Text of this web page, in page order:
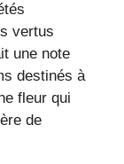
vertus
une note
destinés à
fleur qui
de